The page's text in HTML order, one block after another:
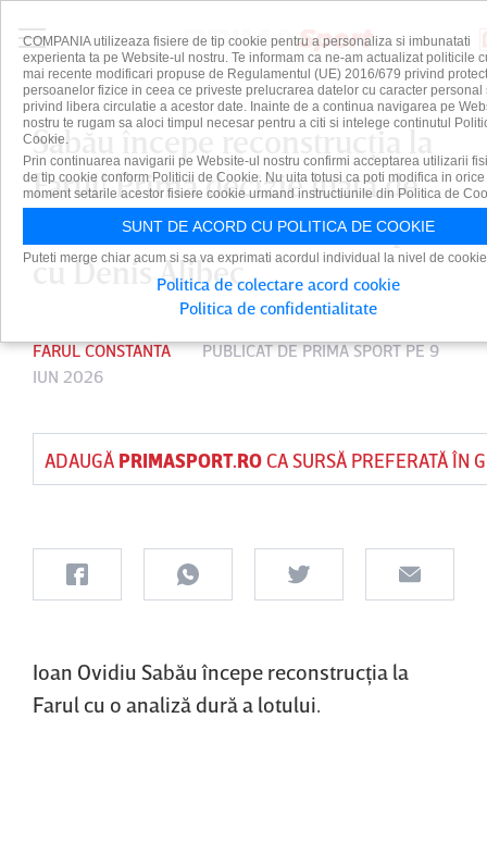
Sabău începe reconstrucţia la
Farul! Prima decizie luată de
noul antrenor: ce se întâmplă
cu Denis Alibec
FARUL CONSTANTA PUBLICAT DEPRIMA SPORTPE 9
IUN 2026
ADAUGĂ PRIMASPORT.ROCA SURSĂ PREFERATĂ ÎN
Ioan Ovidiu Sabău începe reconstrucţia la
Farul cu o analiză dură a lotului.
COMPANIA utilizeaza fisiere de tip cookie pentru a personaliza si imbunatati
experienta ta pe Website-ul nostru. Te informam ca ne-am actualizat politicile
mai recente modificari propuse de Regulamentul (UE) 2016/679 privind
persoanelor fizice in ceea ce priveste prelucrarea datelor cu caracter personal
privind libera circulatie a acestor date. Inainte de a continua navigarea pe
nostru te rugam sa aloci timpul necesar pentru a citi si intelege continutul
Cookie.
Prin continuarea navigarii pe Website-ul nostru confirmi acceptarea utilizarii
de tip cookie conform Politicii de Cookie. Nu uita totusi ca poti modifica in orice
moment setarile acestor fisiere cookie urmand instructiunile din Politica de
SUNT DE ACORD CU POLITICA DE COOKIE
Puteti merge chiar acum si sa va exprimati acordul individual la nivel de
Politica de colectare acord cookie
Politica de confidentialitate